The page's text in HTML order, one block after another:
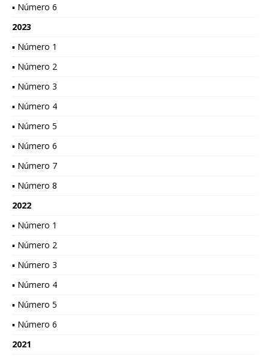
▪ Número 6
2023
▪ Número 1
▪ Número 2
▪ Número 3
▪ Número 4
▪ Número 5
▪ Número 6
▪ Número 7
▪ Número 8
2022
▪ Número 1
▪ Número 2
▪ Número 3
▪ Número 4
▪ Número 5
▪ Número 6
2021